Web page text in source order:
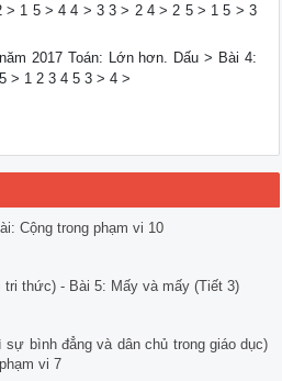
> 1 5 > 4 4 > 3 3 > 2 4 > 2 5 > 1 5 > 3
2017 Toán: Lớn hơn. Dấu > Bài 4:
> 1 2 3 4 5 3 > 4 >
Cộng trong phạm vi 10
tri thức) - Bài 5: Mấy và mấy (Tiết 3)
sự bình đẳng và dân chủ trong giáo dục)
vi 7